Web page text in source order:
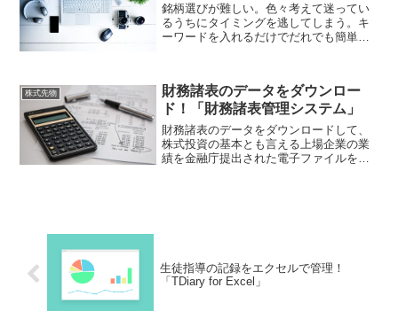
銘柄選びが難しい。色々考えて迷ってい
るうちにタイミングを逃してしまう。キ
ーワードを入れるだけでだれでも簡単に
も簡単に操作ができて便利ですよ！
株式先物
財務諸表のデータをダウンロー
ド！「財務諸表管理システム」
財務諸表のデータをダウンロードして、
株式投資の基本とも言える上場企業の業
績を金融庁提出された電子ファイルを簡
生徒指導の記録をエクセルで管理！
「TDiary for Excel」